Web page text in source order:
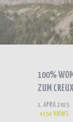
100%
ZUM
1. APRIL 2023
4354 VIEWS